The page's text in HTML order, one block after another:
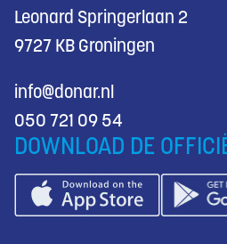
Leonard Springerlaan 2
9727 KB Groningen
info@donar.nl
050 721 09 54
DOWNLOAD DE